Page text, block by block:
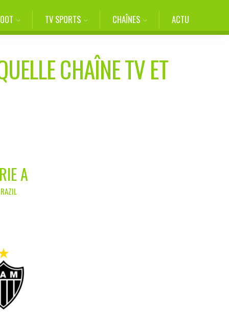
TV SPORTS CHAÎNES ACTU
CHAÎNE TV ET
A